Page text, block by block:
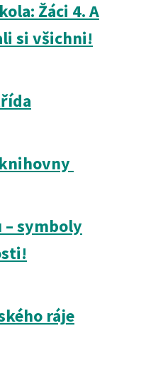
Žáci 4. A
si všichni!
– symboly
ráje